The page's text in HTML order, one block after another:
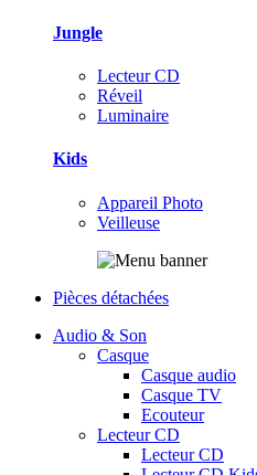
Jungle
Lecteur CD
Réveil
Luminaire
Kids
Appareil Photo
Veilleuse
Pièces détachées
Audio & Son
Casque
Casque audio
Casque TV
Ecouteur
Lecteur CD
Lecteur CD